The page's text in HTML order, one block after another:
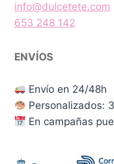
info@dulcetete.com
653 248 142
ENVÍOS
Envío en 24/48h
Personalizados:
En campañas